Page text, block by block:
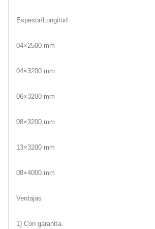
Espesor/Longitud
04×2500 mm
04×3200 mm
06×3200 mm
08×3200 mm
13×3200 mm
08×4000 mm
Ventajas
1) Con garantía.